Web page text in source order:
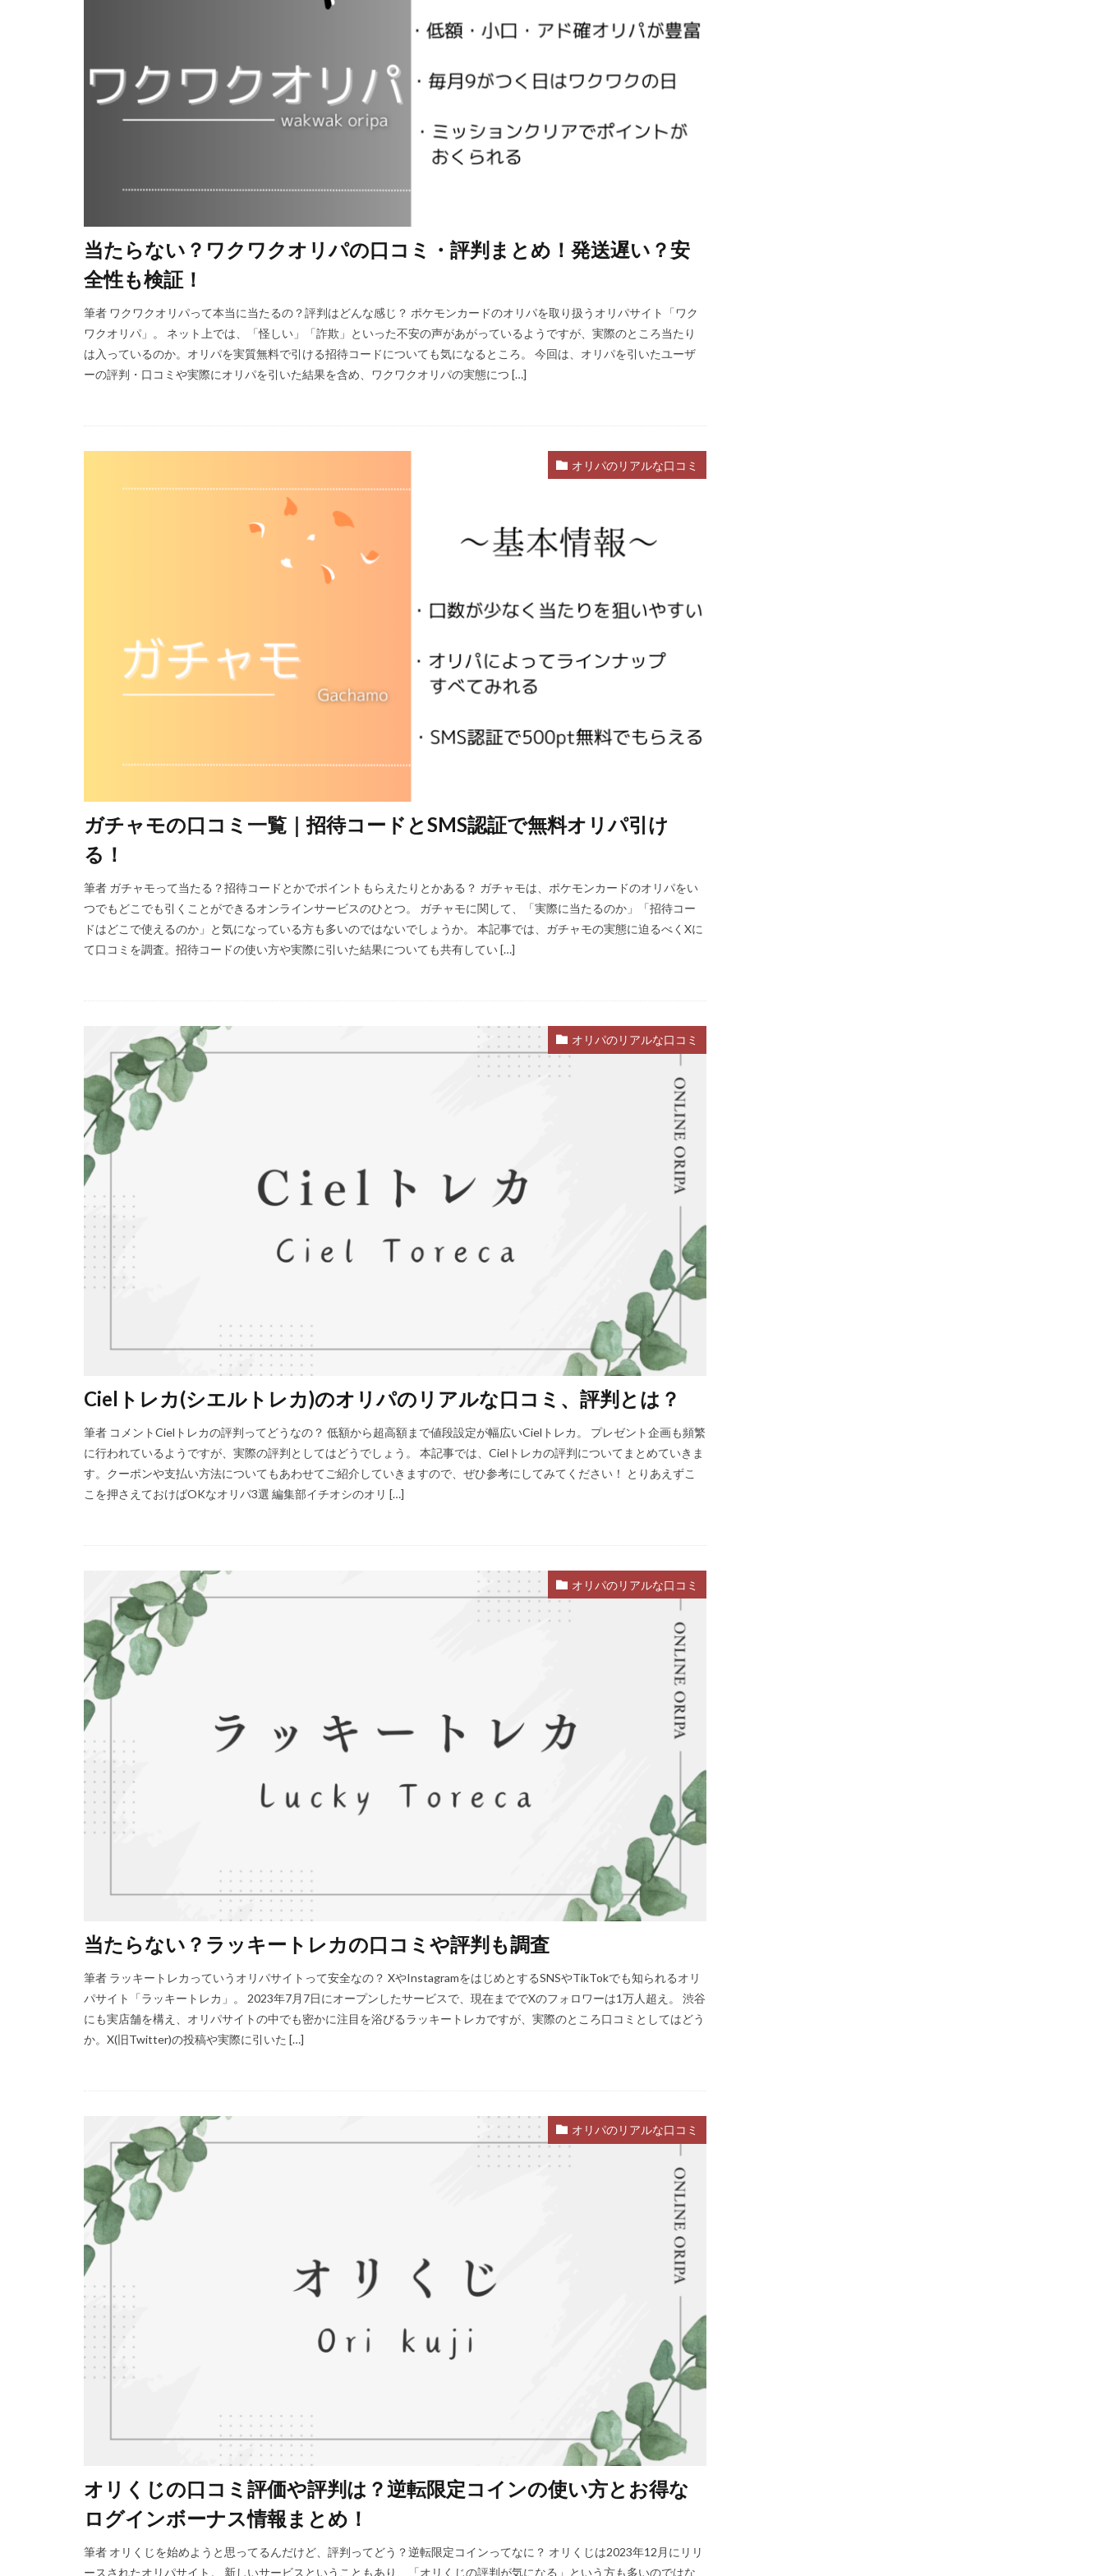
当たらない？ワクワクオリパの口コミ・評判まとめ！発送遅い？安
全性も検証！
筆者 ワクワクオリパって本当に当たるの？評判はどんな感じ？ ポケモンカードのオリパを取り扱うオリパサイト「ワク
ワクオリパ」。 ネット上では、「怪しい」「詐欺」といった不安の声があがっているようですが、実際のところ当たり
は入っているのか。オリパを実質無料で引ける招待コードについても気になるところ。 今回は、オリパを引いたユーザ
ーの評判・口コミや実際にオリパを引いた結果を含め、ワクワクオリパの実態につ […]
オリパのリアルな口コミ
ガチャモの口コミ一覧｜招待コードとSMS認証で無料オリパ引け
る！
筆者 ガチャモって当たる？招待コードとかでポイントもらえたりとかある？ ガチャモは、ポケモンカードのオリパをい
つでもどこでも引くことができるオンラインサービスのひとつ。 ガチャモに関して、「実際に当たるのか」「招待コー
ドはどこで使えるのか」と気になっている方も多いのではないでしょうか。 本記事では、ガチャモの実態に迫るべくXに
て口コミを調査。招待コードの使い方や実際に引いた結果についても共有してい […]
オリパのリアルな口コミ
Cielトレカ(シエルトレカ)のオリパのリアルな口コミ、評判とは？
筆者 コメントCielトレカの評判ってどうなの？ 低額から超高額まで値段設定が幅広いCielトレカ。 プレゼント企画も頻繁
に行われているようですが、実際の評判としてはどうでしょう。 本記事では、Cielトレカの評判についてまとめていきま
す。クーポンや支払い方法についてもあわせてご紹介していきますので、ぜひ参考にしてみてください！ とりあえずこ
こを押さえておけばOKなオリパ3選 編集部イチオシのオリ […]
オリパのリアルな口コミ
当たらない？ラッキートレカの口コミや評判も調査
筆者 ラッキートレカっていうオリパサイトって安全なの？ XやInstagramをはじめとするSNSやTikTokでも知られるオリ
パサイト「ラッキートレカ」。 2023年7月7日にオープンしたサービスで、現在まででXのフォロワーは1万人超え。 渋谷
にも実店舗を構え、オリパサイトの中でも密かに注目を浴びるラッキートレカですが、実際のところ口コミとしてはどう
か。X(旧Twitter)の投稿や実際に引いた […]
オリパのリアルな口コミ
オリくじの口コミ評価や評判は？逆転限定コインの使い方とお得な
ログインボーナス情報まとめ！
筆者 オリくじを始めようと思ってるんだけど、評判ってどう？逆転限定コインってなに？ オリくじは2023年12月にリリ
ースされたオリパサイト。 新しいサービスということもあり、「オリくじの評判が気になる」という方も多いのではな